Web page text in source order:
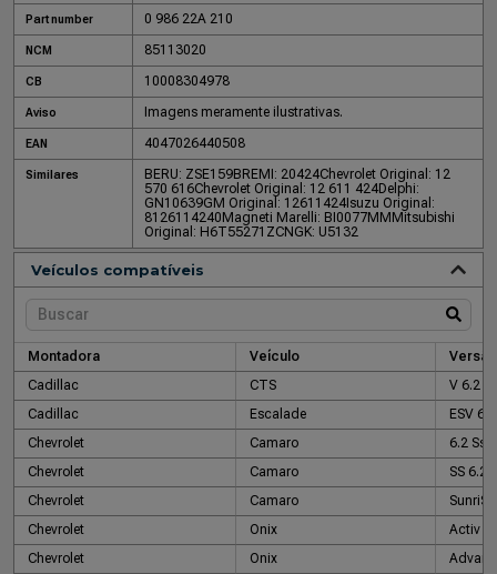
Part number 0 986 22A 210
NCM 85113020
CB 10008304978
Aviso Imagens meramente ilustrativas.
EAN 4047026440508
Similares BERU: ZSE159BREMI: 20424Chevrolet Original: 12
570 616Chevrolet Original: 12 611 424Delphi:
GN10639GM Original: 12611424Isuzu Original:
8126114240 Magneti Marelli: BI0077MM Mitsubishi
Original: H6T55271ZCNGK: U5132
Veículos compatíveis
Montadora Veículo
Versão
Cadillac
CTS
V 6.2
Cadillac
Escalade
ESV
Chevrolet
Camaro
6.2 Ss
Chevrolet
Camaro
SS 6.2
Chevrolet
Camaro
Chevrolet
Onix
Activ
Chevrolet
Onix